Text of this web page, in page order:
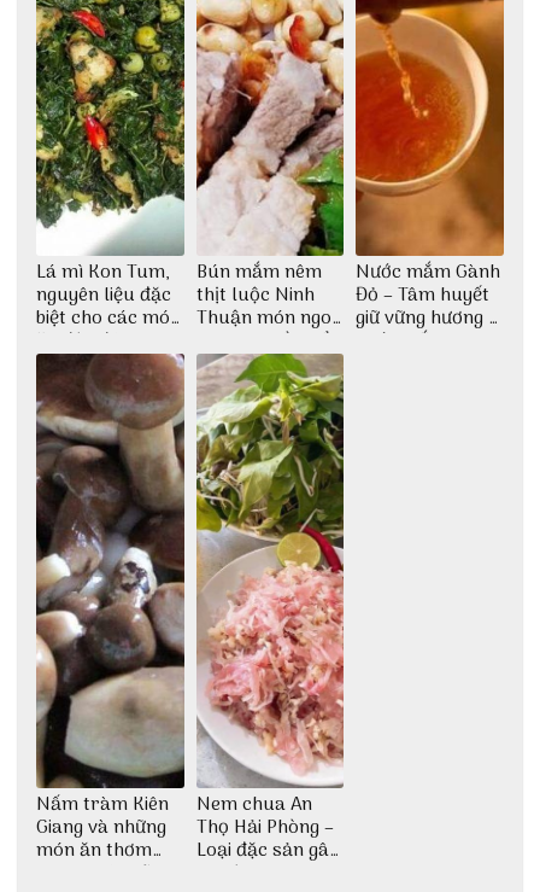
Lá mì Kon Tum,
nguyên liệu đặc
biệt cho các món
ăn độc đáo
Bún mắm nêm
thịt luộc Ninh
Thuận món ngon
dân dã miền biển
Nước mắm Gành
Đỏ – Tâm huyết
giữ vững hương vị
nước mắm sau
Nấm tràm Kiên
Giang và những
món ăn thơm
ngon khó cưỡng
Nem chua An
Thọ Hải Phòng –
Loại đặc sản gây
nghiện